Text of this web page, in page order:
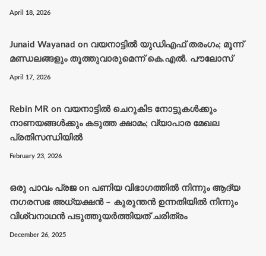
April 18, 2026
Junaid Wayanad on വയനാട്ടില്‍ യുഡിഎഫ് തരംഗം; മൂന്ന്
മണ്ഡലങ്ങളും തൂത്തുവാരുമെന്ന് കെ.എല്‍. പൗലോസ്
April 17, 2026
Rebin MRon വയനാട്ടിൽ ചെറുകിട നോട്ടുകൾക്കും
നാണയങ്ങൾക്കും കടുത്ത ക്ഷാമം; വ്യാപാര മേഖല
പ്രതിസന്ധിയിൽ
February 23, 2026
ഒരു പാവം പ്രജon പണിയ വിഭാഗത്തിൽ നിന്നും ആദ്യ
നഗരസഭ അധ്യക്ഷൻ – കുരുന്തൻ ഉന്നതിയിൽ നിന്നും
വിശ്വനാഥൻ പടുത്തുയർത്തിയത് ചരിത്രം
December 26, 2025